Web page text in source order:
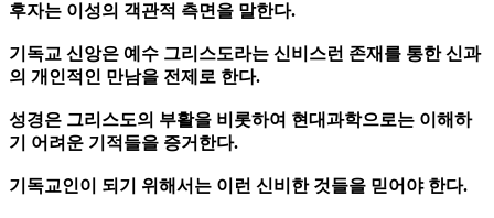
후자는 이성의 객관적 측면을 말한다.
기독교 신앙은 예수 그리스도라는 신비스런 존재를 통한 신과
의 개인적인 만남을 전제로 한다.
성경은 그리스도의 부활을 비롯하여 현대과학으로는 이해하
기 어려운 기적들을 증거한다.
기독교인이 되기 위해서는 이런 신비한 것들을 믿어야 한다.